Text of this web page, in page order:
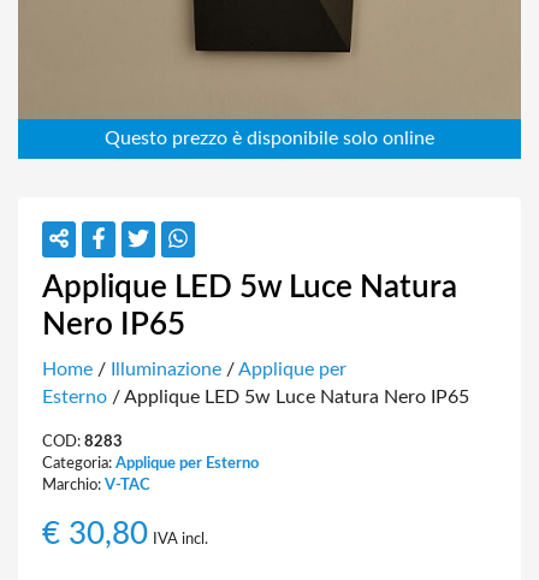
Applique LED 5w Luce Natura
Nero IP65
Home / Illuminazione /Applique per
Esterno / Applique LED 5w Luce Natura Nero IP65
COD: 8283
Categoria: Applique per Esterno
Marchio: V-TAC
€ 30,80 IVA incl.